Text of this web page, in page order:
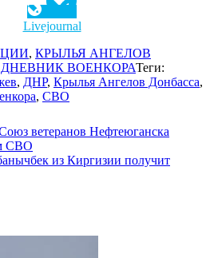
Livejournal
, КРЫЛЬЯ АНГЕЛОВ
ВОЕНКОРАТеги:
, ДНР, Крылья Ангелов Донбасса,
, СВО
ветеранов Нефтеюганска
СВО
из Киргизии получит